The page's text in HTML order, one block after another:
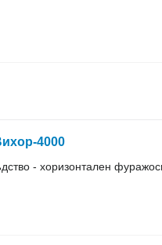
4000
- хоризонтален